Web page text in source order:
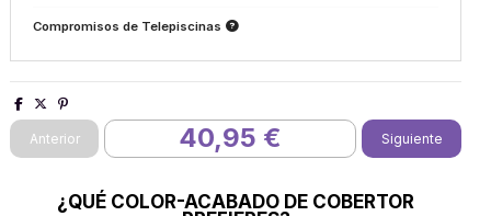
Compromisos de Telepiscinas
40,95 €
¿QUÉ COLOR-ACABADO DE COBERTOR